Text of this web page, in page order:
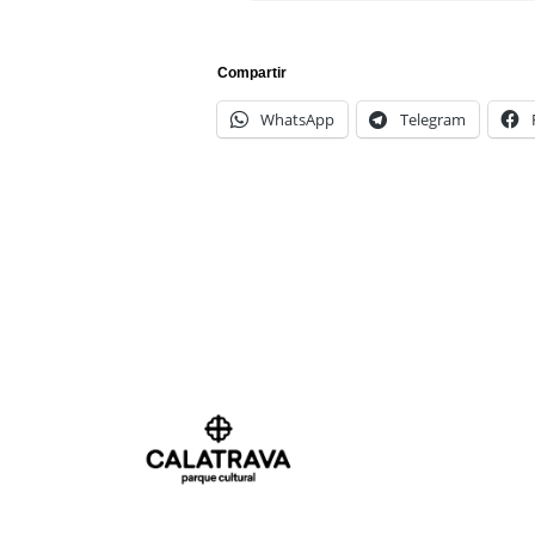
Compartir
WhatsApp Telegram